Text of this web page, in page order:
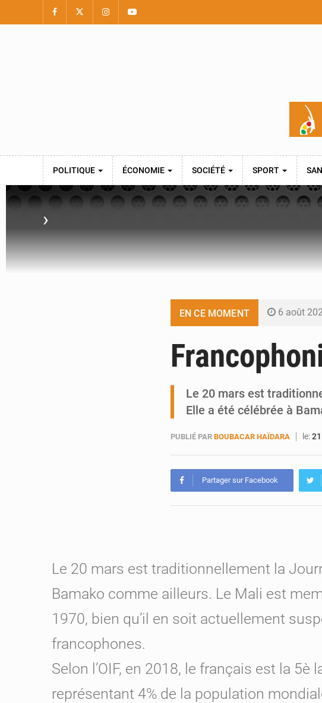
POLITIQUE ÉCONOMIE SOCIÉTÉ SPORT
›
EN CE MOMENT 6 août
6 août
6 août
6 août
Le 20 mars est
Elle a été célébrée à
PUBLIÉ PAR BOUBACAR HAÏDARA le:
Partager sur Facebook
Le 20 mars est traditionnellement la
Bamako comme ailleurs. Le Mali est
1970, bien qu’il en soit actuellement
francophones.
Selon l’OIF, en 2018, le français est la
représentant 4% de la population